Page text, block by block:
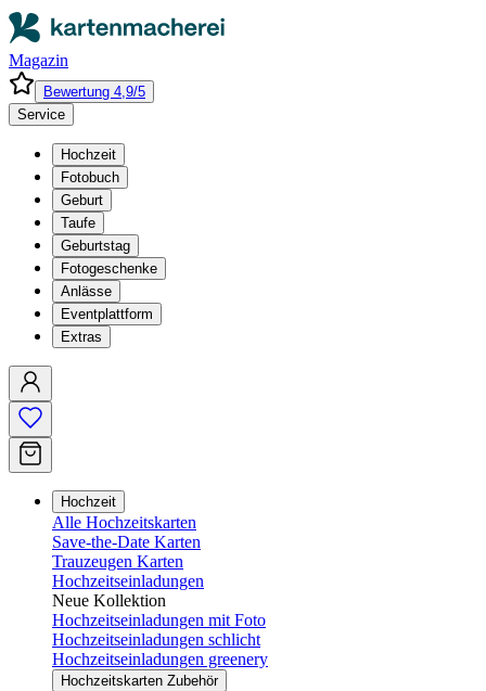
Magazin
Bewertung 4,9/5
Service
Hochzeit
Fotobuch
Geburt
Taufe
Geburtstag
Fotogeschenke
Anlässe
Eventplattform
Extras
Hochzeit
Alle Hochzeitskarten
Save-the-Date Karten
Trauzeugen Karten
Hochzeitseinladungen
Neue Kollektion
Hochzeitseinladungen mit Foto
Hochzeitseinladungen schlicht
Hochzeitseinladungen greenery
Hochzeitskarten Zubehör